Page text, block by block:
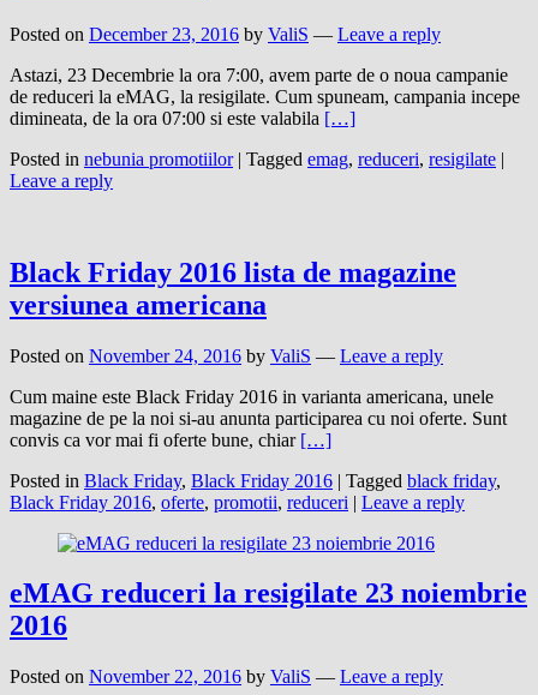
Posted on December 23, 2016 by ValiS — Leave a reply
Astazi, 23 Decembrie la ora 7:00, avem parte de o noua campanie
de reduceri la eMAG, la resigilate. Cum spuneam, campania incepe
dimineata, de la ora 07:00 si este valabila […]
Posted in nebunia promotiilor | Tagged emag, reduceri, resigilate |
Leave a reply
Black Friday 2016 lista de magazine
versiunea americana
Posted on November 24, 2016 by ValiS — Leave a reply
Cum maine este Black Friday 2016 in varianta americana, unele
magazine de pe la noi si-au anunta participarea cu noi oferte. Sunt
convis ca vor mai fi oferte bune, chiar […]
Posted in Black Friday, Black Friday 2016 | Tagged black friday,
Black Friday 2016, oferte, promotii, reduceri | Leave a reply
eMAG reduceri la resigilate 23 noiembrie
2016
Posted on November 22, 2016 by ValiS — Leave a reply